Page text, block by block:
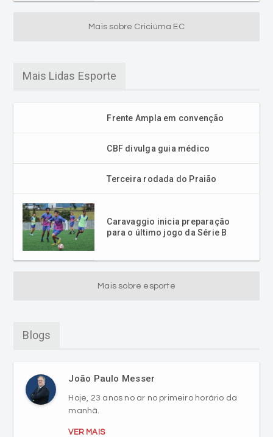
Mais sobre Criciúma EC
Mais Lidas Esporte
Frente Ampla em convenção
CBF divulga guia médico
Terceira rodada do Praião
Caravaggio inicia preparação
para o último jogo da Série B
Mais sobre esporte
Blogs
João Paulo Messer
Hoje, 23 anos no ar no primeiro horário da
manhã.
VER MAIS